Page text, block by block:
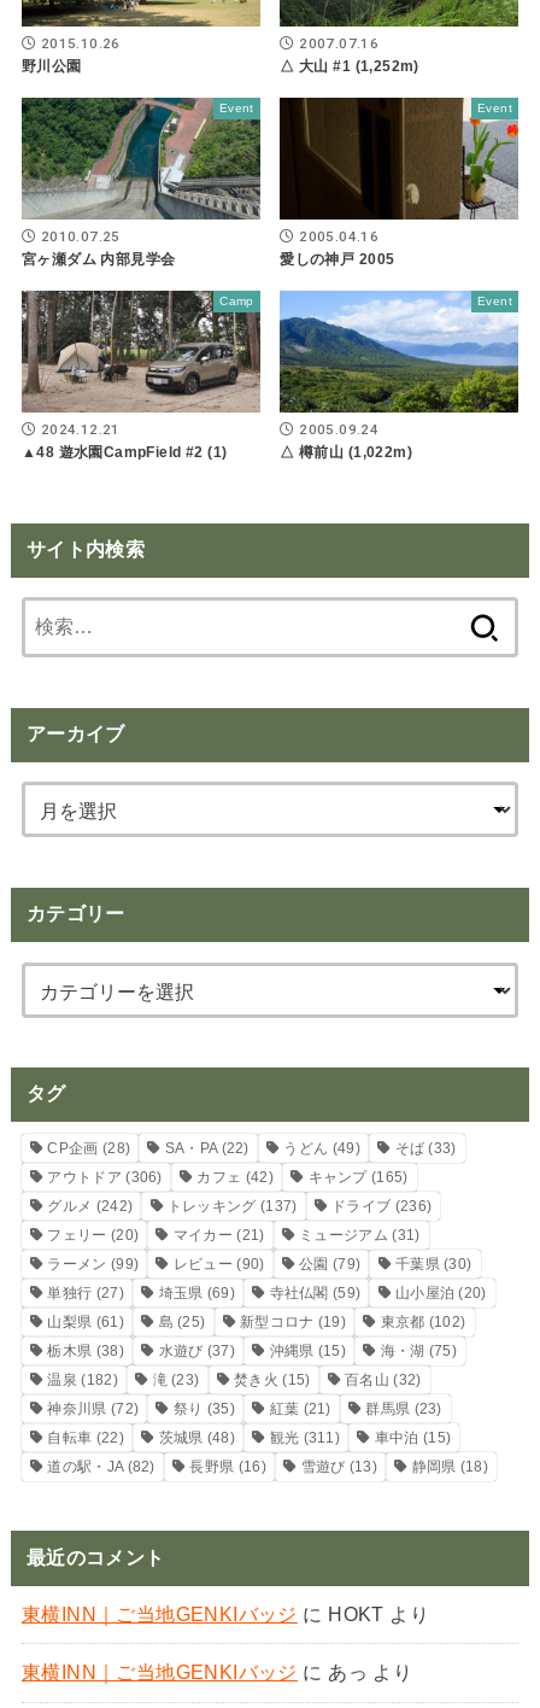
2015.10.26
野川公園
2007.07.16
△ 大山 #1 (1,252m)
Event
2010.07.25
宮ヶ瀬ダム 内部見学会
Event
2005.04.16
愛しの神戸 2005
Camp
2024.12.21
▲48 遊水園CampField #2 (1)
Event
2005.09.24
△ 樽前山 (1,022m)
サイト内検索
索:
アーカイブ
カテゴリー
タグ
CP企画 (28) SA・PA(22) うどん (49) そば (33)
アウトドア (306) カフェ (42) キャンプ(165)
グルメ (242) トレッキング (137) ドライブ (236)
フェリー (20) マイカー (21) ミュージアム (31)
ラーメン (99) レビュー (90) 公園 (79) 千葉県(30)
単独行 (27) 埼玉県 (69) 寺社仏閣 (59) 山小屋泊 (20)
山梨県 (61) 島 (25) 新型コロナ (19) 東京都 (102)
栃木県 (38) 水遊び (37) 沖縄県 (15) 海・湖 (75)
温泉 (182) 滝(23) 焚き火 (15) 百名山 (32)
神奈川県 (72) 祭り (35) 紅葉 (21) 群馬県 (23)
自転車 (22) 茨城県 (48) 観光 (311) 車中泊 (15)
道の駅・JA(82) 長野県 (16) 雪遊び (13) 静岡県 (18)
最近のコメント
東横INN｜ご当地GENKIバッジ に HOKT より
東横INN｜ご当地GENKIバッジ に あっ より